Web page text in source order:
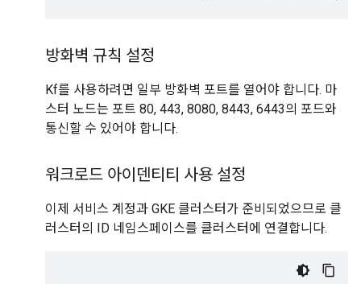
방화벽 규칙 설정
Kf를 사용하려면 일부 방화벽 포트를 열어야 합니다. 마
스터 노드는 포트 80, 443, 8080, 8443, 6443의 포드와
통신할 수 있어야 합니다.
워크로드 아이덴티티 사용 설정
이제 서비스 계정과 GKE 클러스터가 준비되었으므로 클
러스터의 ID 네임스페이스를 클러스터에 연결합니다.